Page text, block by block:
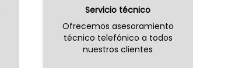
Servicio técnico
Ofrecemos asesoramiento
técnico telefónico a todos
nuestros clientes